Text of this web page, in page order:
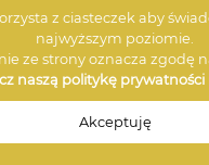
+48 601 359 696
z ciasteczek aby
najwyższym poziomie.
ze strony oznacza zgodę
naszą politykę prywatności
Akceptuję